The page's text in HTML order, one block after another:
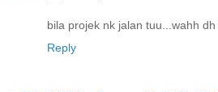
bila projek nk jalan tuu...wahh dh
Reply